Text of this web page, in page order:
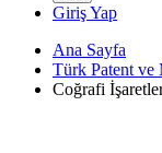
Giriş Yap
Ana Sayfa
Türk Patent ve
Coğrafi